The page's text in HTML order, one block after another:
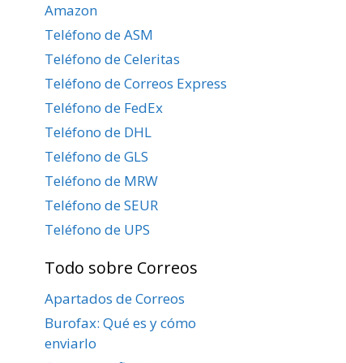
Amazon
Teléfono de ASM
Teléfono de Celeritas
Teléfono de Correos Express
Teléfono de FedEx
Teléfono de DHL
Teléfono de GLS
Teléfono de MRW
Teléfono de SEUR
Teléfono de UPS
Todo sobre Correos
Apartados de Correos
Burofax: Qué es y cómo
enviarlo